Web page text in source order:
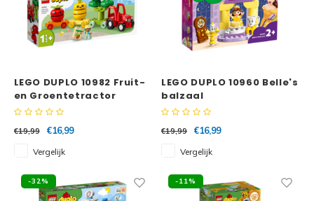
LEGO DUPLO 10982 Fruit-
en Groentetractor
€19,99
€16,99
Vergelijk
LEGO DUPLO 10960 Belle's
balzaal
€19,99
€16,99
Vergelijk
-32% -11%